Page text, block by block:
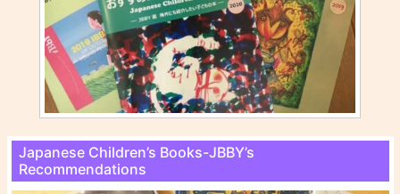
Japanese Children’s Books-JBBY’s
Recommendations